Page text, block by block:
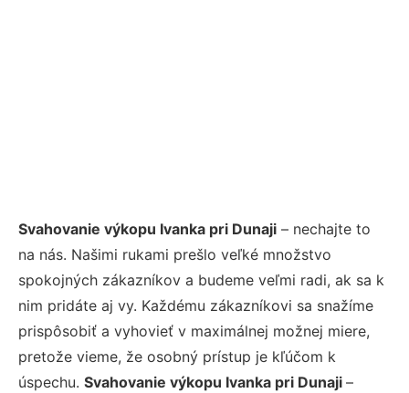
Svahovanie výkopu Ivanka pri Dunaji – nechajte to
na nás. Našimi rukami prešlo veľké množstvo
spokojných zákazníkov a budeme veľmi radi, ak sa k
nim pridáte aj vy. Každému zákazníkovi sa snažíme
prispôsobiť a vyhovieť v maximálnej možnej miere,
pretože vieme, že osobný prístup je kľúčom k
úspechu. Svahovanie výkopu Ivanka pri Dunaji –